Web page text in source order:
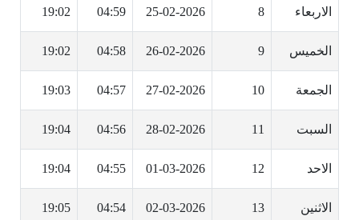
الاربعاء 8
25-02-2026
04:59
19:02
الخميس 9
26-02-2026
04:58
19:02
الجمعة 10
27-02-2026
04:57
19:03
السبت 11
28-02-2026
04:56
19:04
الاحد 12
01-03-2026
04:55
19:04
الاثنين 13
02-03-2026
04:54
19:05